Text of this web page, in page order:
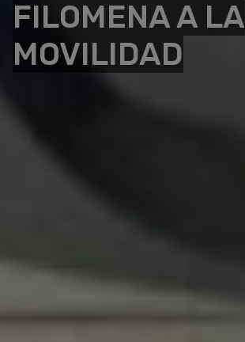
FILOMENA A LA
MOVILIDAD